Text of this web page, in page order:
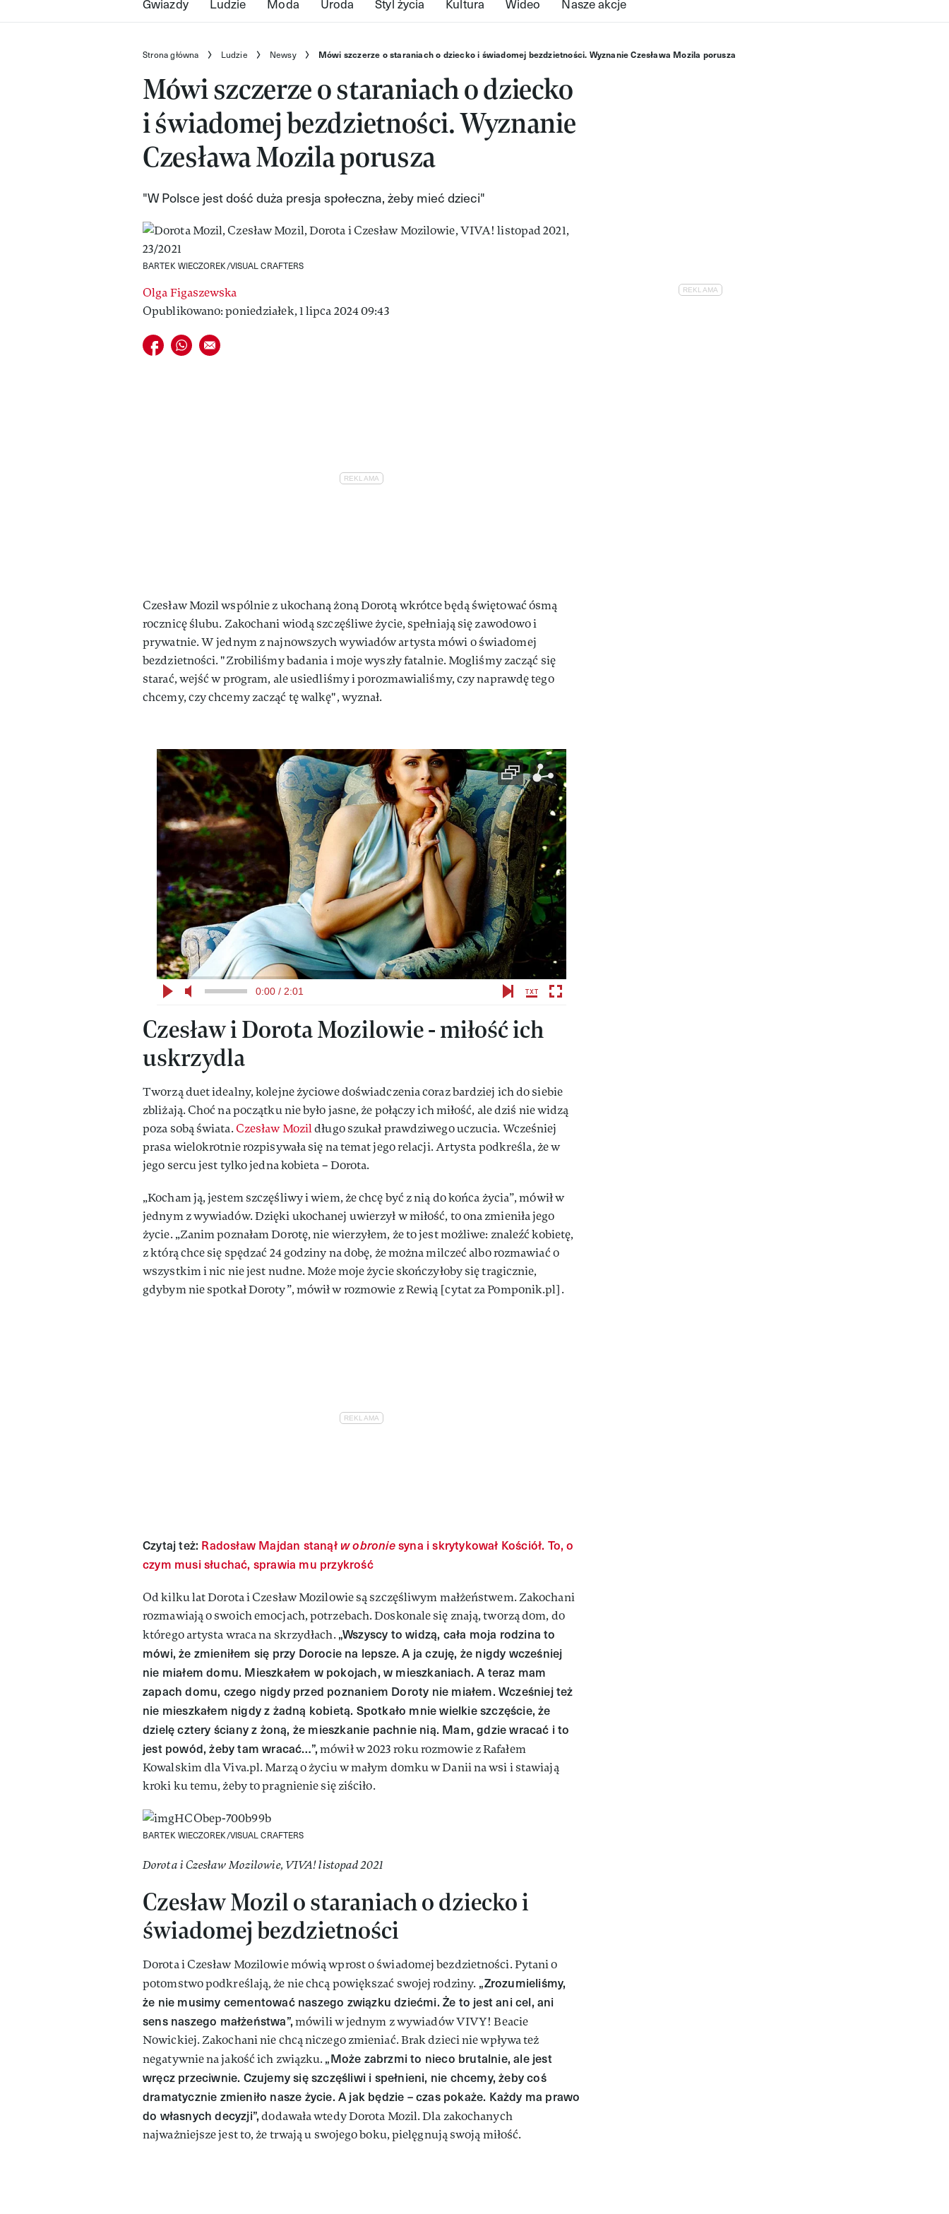
Strona główna Ludzie Newsy Mówi szczerze o staraniach o dziecko i świadomej bezdzietności. Wyznanie Czesława Mozila porusza
Mówi szczerze o staraniach o dziecko
i świadomej bezdzietności. Wyznanie
Czesława Mozila porusza
"W Polsce jest dość duża presja społeczna, żeby mieć dzieci"
BARTEK WIECZOREK/VISUAL CRAFTERS
Olga Figaszewska
Opublikowano: poniedziałek, 1 lipca 2024 09:43
Udostępnij na facebook
Udostępnij na whatsapp
E-mail do przyjaciela
Czesław Mozil wspólnie z ukochaną żoną Dorotą wkrótce będą świętować ósmą
rocznicę ślubu. Zakochani wiodą szczęśliwe życie, spełniają się zawodowo i
prywatnie. W jednym z najnowszych wywiadów artysta mówi o świadomej
bezdzietności. "Zrobiliśmy badania i moje wyszły fatalnie. Mogliśmy zacząć się
starać, wejść w program, ale usiedliśmy i porozmawialiśmy, czy naprawdę tego
chcemy, czy chcemy zacząć tę walkę", wyznał.
0:00 / 2:01
Czesław i Dorota Mozilowie - miłość ich
uskrzydla
Tworzą duet idealny, kolejne życiowe doświadczenia coraz bardziej ich do siebie
zbliżają. Choć na początku nie było jasne, że połączy ich miłość, ale dziś nie widzą
poza sobą świata. Czesław Mozildługo szukał prawdziwego uczucia. Wcześniej
prasa wielokrotnie rozpisywała się na temat jego relacji. Artysta podkreśla, że w
jego sercu jest tylko jedna kobieta – Dorota.
„Kocham ją, jestem szczęśliwy i wiem, że chcę być z nią do końca życia”, mówił w
jednym z wywiadów. Dzięki ukochanej uwierzył w miłość, to ona zmieniła jego
życie. „Zanim poznałam Dorotę, nie wierzyłem, że to jest możliwe: znaleźć kobietę,
z którą chce się spędzać 24 godziny na dobę, że można milczeć albo rozmawiać o
wszystkim i nic nie jest nudne. Może moje życie skończyłoby się tragicznie,
gdybym nie spotkał Doroty”, mówił w rozmowie z Rewią [cytat za Pomponik.pl].
Czytaj też: Radosław Majdan stanąłw obroniesyna i skrytykował Kościół. To, o
czym musi słuchać, sprawia mu przykrość
Od kilku lat Dorota i Czesław Mozilowie są szczęśliwym małżeństwem. Zakochani
rozmawiają o swoich emocjach, potrzebach. Doskonale się znają, tworzą dom, do
którego artysta wraca na skrzydłach. „Wszyscy to widzą, cała moja rodzina to
mówi, że zmieniłem się przy Dorocie na lepsze. A ja czuję, że nigdy wcześniej
nie miałem domu. Mieszkałem w pokojach, w mieszkaniach. A teraz mam
zapach domu, czego nigdy przed poznaniem Doroty nie miałem. Wcześniej też
nie mieszkałem nigdy z żadną kobietą. Spotkało mnie wielkie szczęście, że
dzielę cztery ściany z żoną, że mieszkanie pachnie nią. Mam, gdzie wracać i to
jest powód, żeby tam wracać…”,mówił w 2023 roku rozmowie z Rafałem
Kowalskim dla Viva.pl. Marzą o życiu w małym domku w Danii na wsi i stawiają
kroki ku temu, żeby to pragnienie się ziściło.
BARTEK WIECZOREK/VISUAL CRAFTERS
Dorota i Czesław Mozilowie, VIVA! listopad 2021
Czesław Mozil o staraniach o dziecko i
świadomej bezdzietności
Dorota i Czesław Mozilowie mówią wprost o świadomej bezdzietności. Pytani o
potomstwo podkreślają, że nie chcą powiększać swojej rodziny. „Zrozumieliśmy,
że nie musimy cementować naszego związku dziećmi. Że to jest ani cel, ani
sens naszego małżeństwa”,mówili w jednym z wywiadów VIVY! Beacie
Nowickiej. Zakochani nie chcą niczego zmieniać. Brak dzieci nie wpływa też
negatywnie na jakość ich związku. „Może zabrzmi to nieco brutalnie, ale jest
wręcz przeciwnie. Czujemy się szczęśliwi i spełnieni, nie chcemy, żeby coś
dramatycznie zmieniło nasze życie. A jak będzie – czas pokaże. Każdy ma prawo
do własnych decyzji”,dodawała wtedy Dorota Mozil. Dla zakochanych
najważniejsze jest to, że trwają u swojego boku, pielęgnują swoją miłość.